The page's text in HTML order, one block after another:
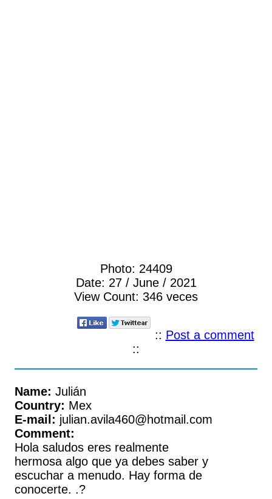
Photo: 24409
Date: 27 / June / 2021
View Count: 346 veces
:: Post a comment
::
Name: Julián
Country: Mex
E-mail: julian.avila460@hotmail.com
Comment:
Hola saludos eres realmente
hermosa algo que ya debes saber y
escuchar a menudo. Hay forma de
conocerte. .?